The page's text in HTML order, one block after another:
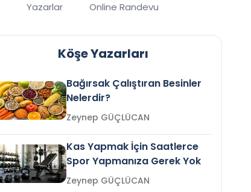
Yazarlar Online Randevu
Köşe Yazarları
Bağırsak Çalıştıran Besinler
Nelerdir?
Zeynep GÜÇLÜCAN
Kas Yapmak İçin Saatlerce
Spor Yapmanıza Gerek Yok
Zeynep GÜÇLÜCAN